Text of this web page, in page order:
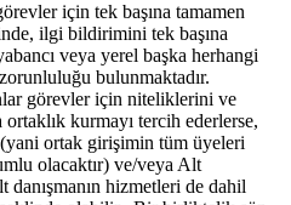
için tek başına tamamen
ilgi bildirimini tek başına
veya yerel başka herhangi
bulunmaktadır.
görevler için niteliklerini ve
kurmayı tercih ederlerse,
ortak girişimin tüm üyeleri
olacaktır) ve/veya Alt
danışmanın hizmetleri de dahil